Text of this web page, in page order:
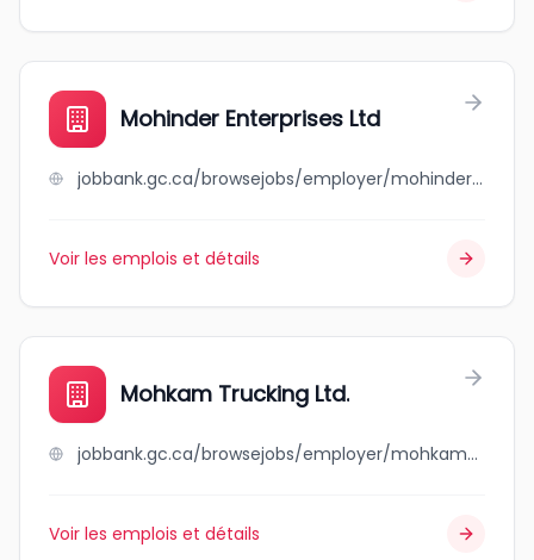
Mohinder Enterprises Ltd
jobbank.gc.ca/browsejobs/employer/mohinder+enterprises+ltd/ca
Voir les emplois et détails
Mohkam Trucking Ltd.
jobbank.gc.ca/browsejobs/employer/mohkam+trucking+ltd./ca
Voir les emplois et détails